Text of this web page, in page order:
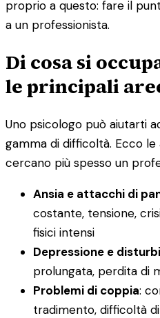
proprio a questo: fare il
a un professionista.
Di cosa si
le principali
Uno psicologo può aiutarti
gamma di difficoltà. Ecco
cercano più spesso un
Ansia e attacchi di
costante, tensione,
fisici intensi
Depressione e
prolungata, perdita di
Problemi di coppia:
tradimento, difficoltà